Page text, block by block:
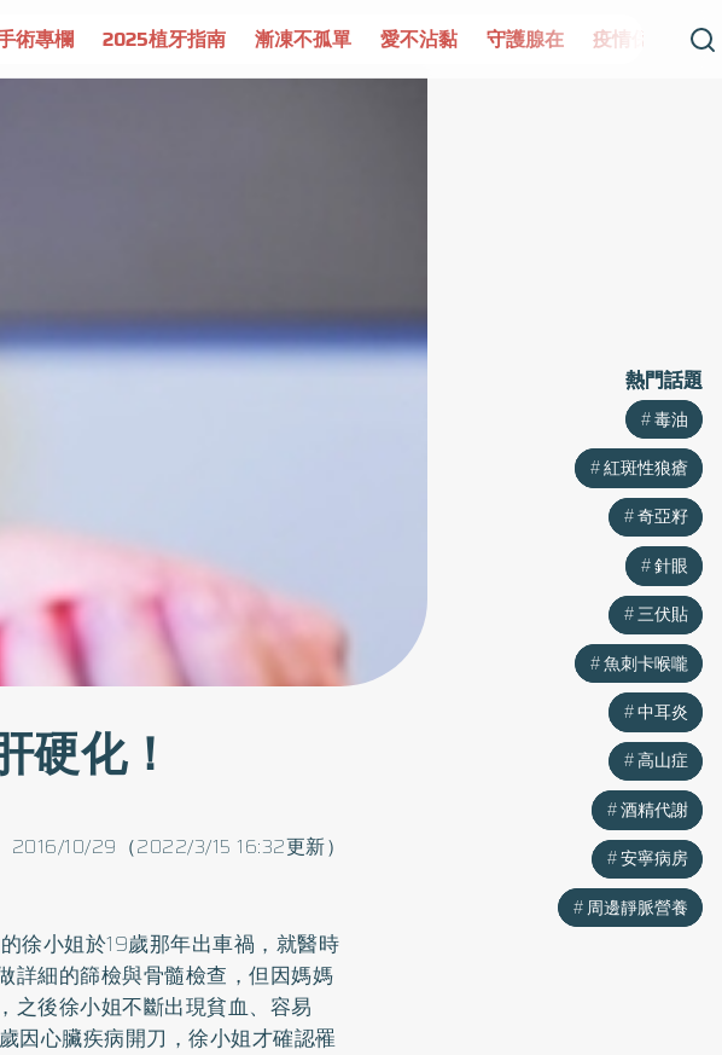
植牙指南 漸凍不孤單 愛不沾黏 守護腺在 疫情保衛戰 再生醫學
化！
2016/10/29（2022/3/15 16:32更新）
徐小姐於19歲那年出車禍，就醫時
詳細的篩檢與骨髓檢查，但因媽媽
之後徐小姐不斷出現貧血、容易
因心臟疾病開刀，徐小姐才確認罹
熱門話題
毒油
紅斑性狼瘡
奇亞籽
針眼
三伏貼
魚刺卡喉嚨
中耳炎
高山症
酒精代謝
安寧病房
周邊靜脈營養
熱門話題
毒油
紅斑性狼瘡
奇亞籽
針眼
三伏貼
魚刺卡喉嚨
中耳炎
高山症
酒精代謝
安寧病房
周邊靜脈營養